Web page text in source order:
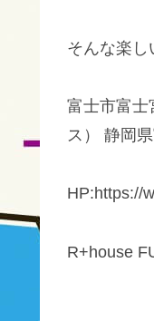
そんな楽し
富士市富士
ス） 静岡
HP:https://
R+house